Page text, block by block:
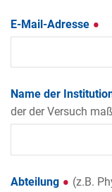
E-Mail-Adresse
Name der
der der Versuch
Abteilung
(z.B.